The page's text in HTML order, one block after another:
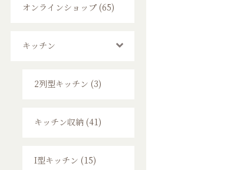
オンラインショップ (65)
キッチン
2列型キッチン (3)
キッチン収納 (41)
I型キッチン (15)